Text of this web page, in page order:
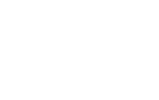
১৮৫৭-এর নভেম্বর থেকে অন্তত ৩৫টি স্কুল স্থাপন।
শকুন্তলা, সীতার বনবাস, ভ্রান্তিবিলাস ইত্যাদি।